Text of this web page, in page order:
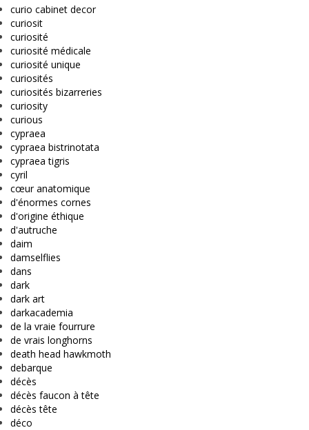
curio cabinet decor
curiosit
curiosité
curiosité médicale
curiosité unique
curiosités
curiosités bizarreries
curiosity
curious
cypraea
cypraea bistrinotata
cypraea tigris
cyril
cœur anatomique
d'énormes cornes
d'origine éthique
d'autruche
daim
damselflies
dans
dark
dark art
darkacademia
de la vraie fourrure
de vrais longhorns
death head hawkmoth
debarque
décès
décès faucon à tête
décès tête
déco